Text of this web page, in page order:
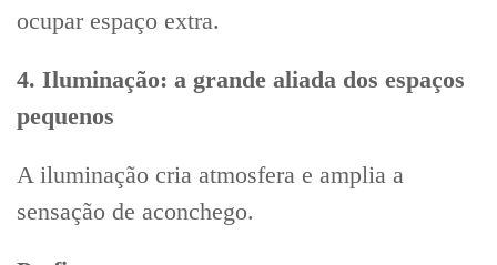
ocupar espaço extra.
4. Iluminação: a grande aliada dos espaços
pequenos
A iluminação cria atmosfera e amplia a
sensação de aconchego.